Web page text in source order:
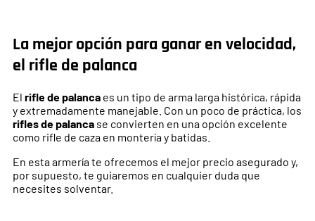
La mejor opción para ganar en velocidad,
el rifle de palanca
El rifle de palanca es un tipo de arma larga histórica, rápida
y extremadamente manejable. Con un poco de práctica, los
rifles de palanca se convierten en una opción excelente
como rifle de caza en montería y batidas.
En esta armería te ofrecemos el mejor precio asegurado y,
por supuesto, te guiaremos en cualquier duda que
necesites solventar.